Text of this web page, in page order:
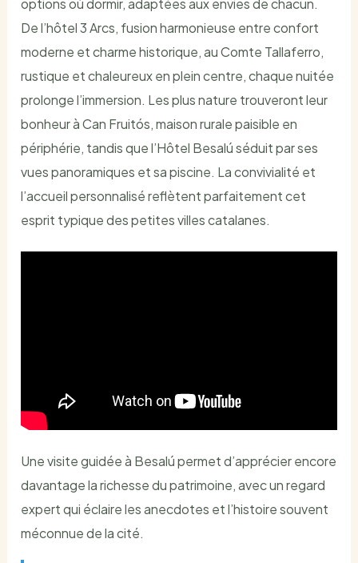
options où dormir, adaptées aux envies de chacun.
De l’hôtel 3 Arcs, fusion harmonieuse entre confort
moderne et charme historique, au Comte Tallaferro,
rustique et chaleureux en plein centre, chaque nuitée
prolonge l’immersion. Les plus nature trouveront leur
bonheur à Can Fruitós, maison rurale paisible en
périphérie, tandis que l’Hôtel Besalú séduit par ses
vues panoramiques et sa piscine. La convivialité et
l’accueil personnalisé reflètent parfaitement cet
esprit typique des petites villes catalanes.
Une visite guidée à Besalú permet d’apprécier encore
davantage la richesse du patrimoine, avec un regard
expert qui éclaire les anecdotes et l’histoire souvent
méconnue de la cité.